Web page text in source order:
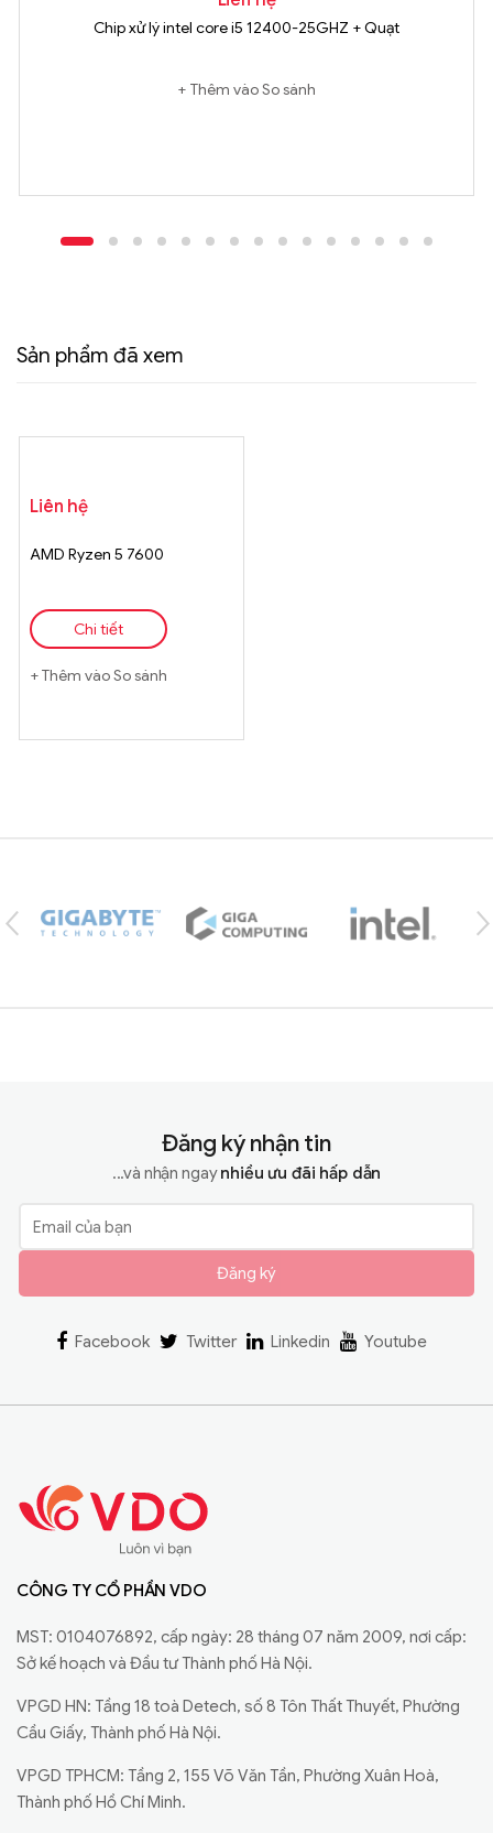
Chip xử lý intel core i5 12400-25GHZ + Quạt
Thêm vào So sánh
Sản phẩm đã xem
Liên hệ
AMD Ryzen 5 7600
Chi tiết
Thêm vào So sánh
Đăng ký nhận tin
...và nhận ngaynhiều ưu đãi hấp dẫn
Đăng ký
Facebook Twitter Linkedin Youtube
CÔNG TY CỔ PHẦN VDO
MST: 0104076892, cấp ngày: 28 tháng 07 năm 2009, nơi cấp:
Sở kế hoạch và Đầu tư Thành phố Hà Nội.
VPGD HN: Tầng 18 toà Detech, số 8 Tôn Thất Thuyết, Phường
Cầu Giấy, Thành phố Hà Nội.
VPGD TPHCM: Tầng 2, 155 Võ Văn Tần, Phường Xuân Hoà,
Thành phố Hồ Chí Minh.